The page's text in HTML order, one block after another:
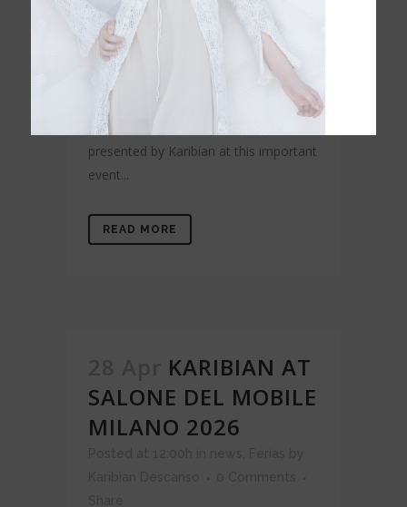
Karibian Descanso
0 Comments
Share
Discover what the 64th edition of the
Yecla Furniture Fair has been like and
learn about the new products
presented by Karibian at this important
event...
READ MORE
KARIBIAN AT
SALONE DEL MOBILE
MILANO 2026